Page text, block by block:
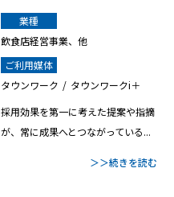
業種
飲食店経営事業、他
ご利用媒体
タウンワーク
タウンワークi＋
採用効果を第一に考えた提案や指摘
が、常に成果へとつながっている...
＞＞続きを読む